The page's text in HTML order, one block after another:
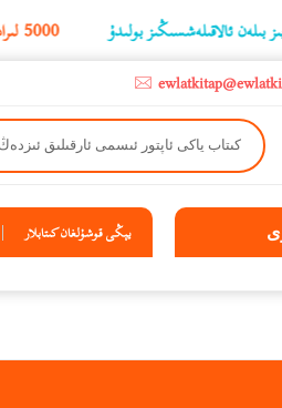
‫5000 لىرادىن يۇقىرى كىتاب سېتىۋالغۇچىلارغا تۈركىيە ئىچىگە ھەقسىز ئەۋەتىپ ېېرىلىدۇ بولىدۇ
يېڭى قوشۇلغان كىتابلار